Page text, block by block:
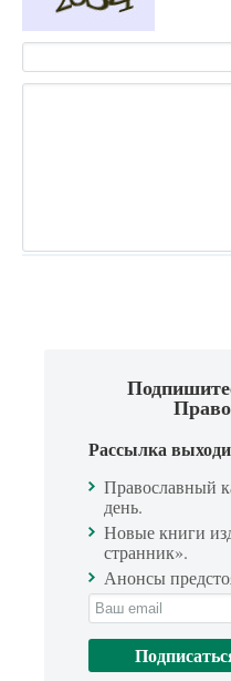
Рассылка
Православный
день.
Новые книги
странник».
Анонсы